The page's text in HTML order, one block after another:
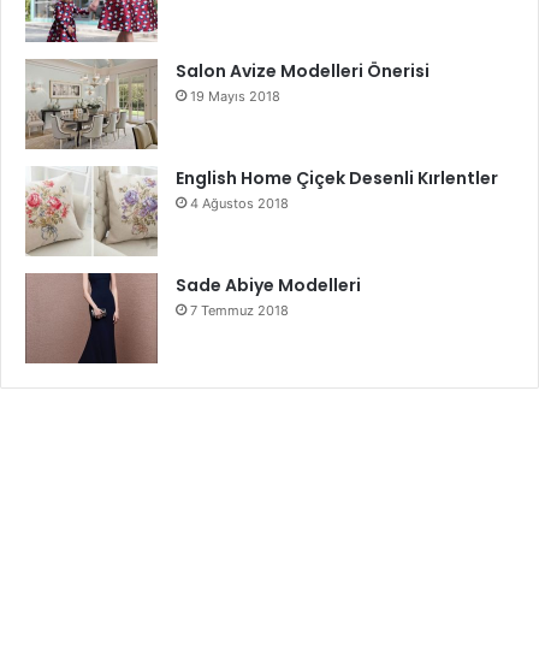
Salon Avize Modelleri Önerisi
19 Mayıs 2018
English Home Çiçek Desenli Kırlentler
4 Ağustos 2018
Sade Abiye Modelleri
7 Temmuz 2018